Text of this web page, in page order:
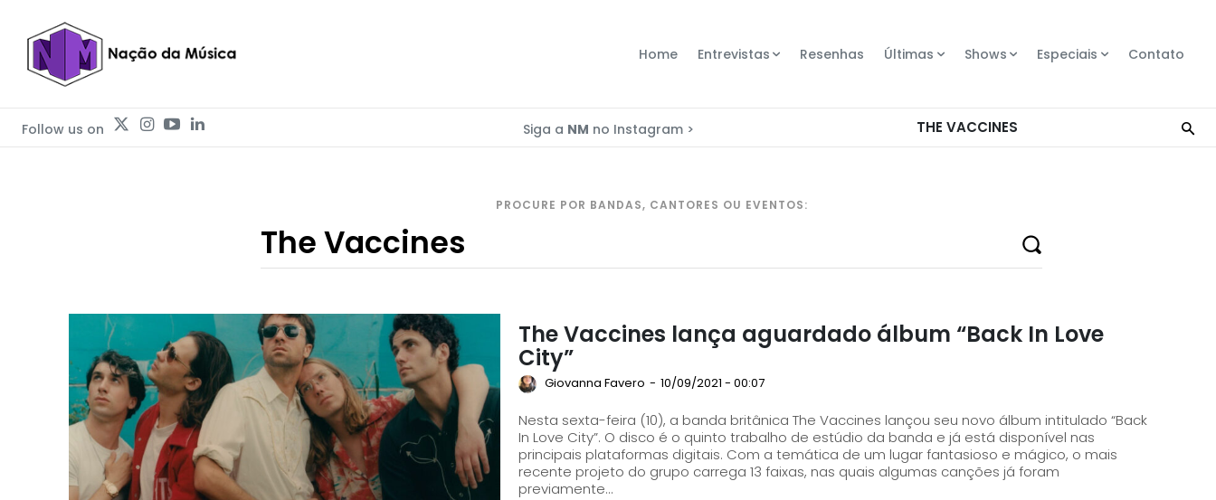
Home Entrevistas Resenhas Últimas Shows Especiais Contato
Follow us on Siga a NM no Instagram >
PROCURE POR BANDAS, CANTORES OU EVENTOS:
The Vaccines lança aguardado álbum “Back In Love
City”
Giovanna Favero - 10/09/2021 - 00:07
Nesta sexta-feira (10), a banda britânica The Vaccines lançou seu novo álbum intitulado “Back
In Love City”. O disco é o quinto trabalho de estúdio da banda e já está disponível nas
principais plataformas digitais. Com a temática de um lugar fantasioso e mágico, o mais
recente projeto do grupo carrega 13 faixas, nas quais algumas canções já foram
previamente...